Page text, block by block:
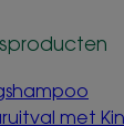
met